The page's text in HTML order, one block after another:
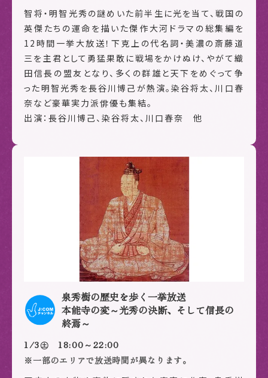
智将・明智光秀の謎めいた前半生に光を当て、戦国の
英傑たちの運命を描いた傑作大河ドラマの総集編を
12時間一挙大放送！下克上の代名詞・美濃の斎藤道
三を主君として勇猛果敢に戦場をかけぬけ、やがて織
田信長の盟友となり、多くの群雄と天下をめぐって争
った明智光秀を長谷川博己が熱演。染谷将太、川口春
奈など豪華実力派俳優も集結。
出演：長谷川博己、染谷将太、川口春奈 他
泉秀樹の歴史を歩く一挙放送
本能寺の変～光秀の決断、そして信長の
終焉～
1/3㊏ 18:00～22:00
※一部のエリアで放送時間が異なります。